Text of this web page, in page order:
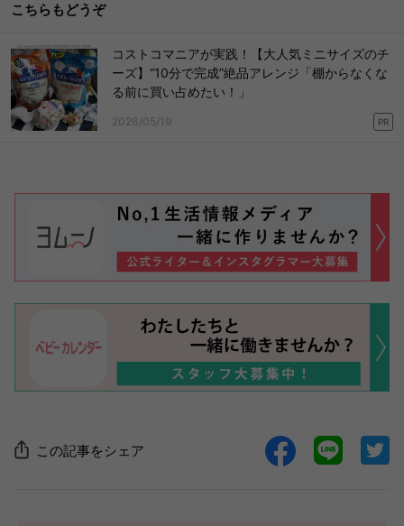
こちらもどうぞ
コストコマニアが実践！【大人気ミニサイズのチ
ーズ】“10分で完成”絶品アレンジ「棚からなくな
る前に買い占めたい！」
2026/05/19 PR
この記事をシェア